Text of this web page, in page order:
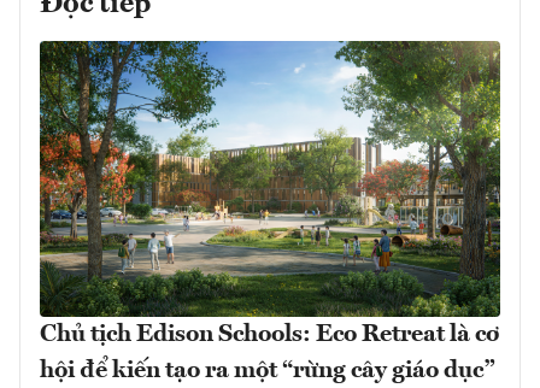
Chủ tịch Edison Schools: Eco Retreat là cơ
hội để kiến tạo ra một “rừng cây giáo dục”